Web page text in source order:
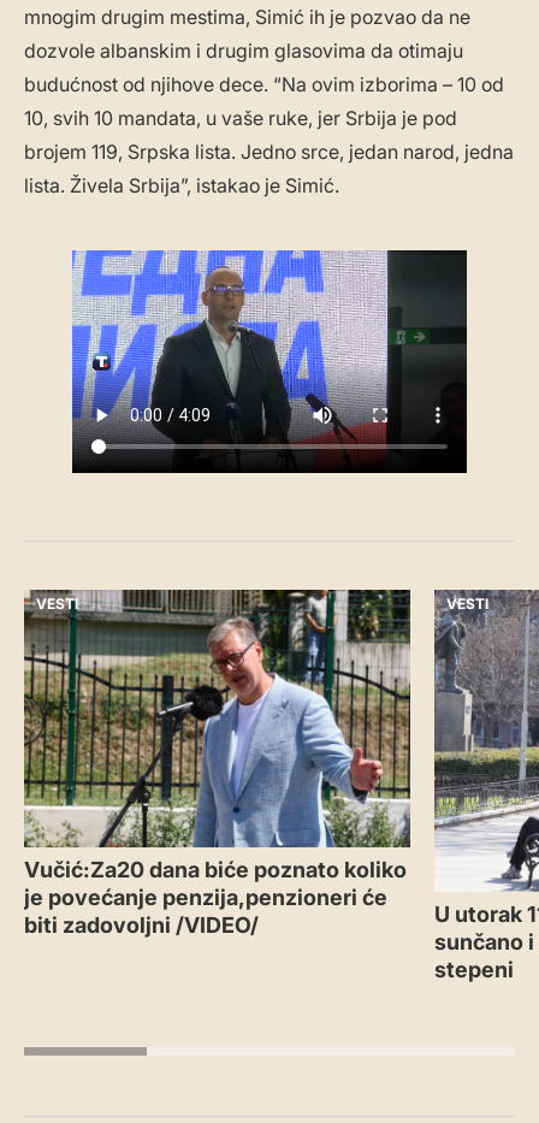
mnogim drugim mestima, Simić ih je pozvao da ne
dozvole albanskim i drugim glasovima da otimaju
budućnost od njihove dece. “Na ovim izborima – 10 od
10, svih 10 mandata, u vaše ruke, jer Srbija je pod
brojem 119, Srpska lista. Jedno srce, jedan narod, jedna
lista. Živela Srbija”, istakao je Simić.
VESTI
Vučić:Za20 dana biće poznato koliko
je povećanje penzija,penzioneri će
biti zadovoljni /VIDEO/
VESTI
U utorak
sunčano
stepeni